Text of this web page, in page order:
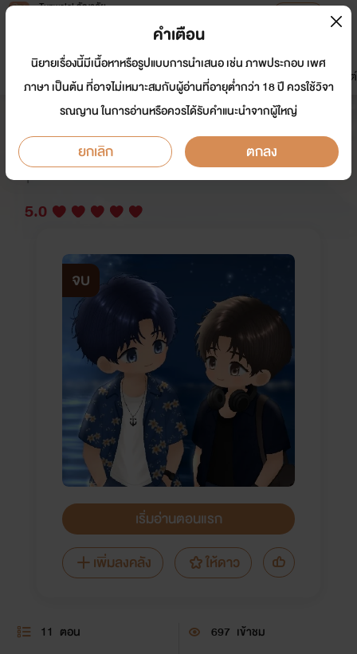
Tunwalai ธัญวลัย
หน้าแรก นิยาย อีบุ๊ก การ์ตูน
มาใหม่
ดรีมแชท ธัญลิสต์
คลื่นสุดท้ายของทะเล [อ่านฟรี]
นักเขียน: BluesCynthia นักวาด: เนบูล่า
Y
5.0
จบ
เริ่มอ่านตอนแรก
เพิ่มลงคลัง
ให้ดาว
11 ตอน 697 เข้าชม
คำเตือน
นิยายเรื่องนี้มีเนื้อหาหรือรูปแบบการนำเสนอ เช่น ภาพประกอบ เพศ
ภาษา เป็นต้น ที่อาจไม่เหมาะสมกับผู้อ่านที่อายุต่ำกว่า 18 ปี ควรใช้วิจา
รณญาน ในการอ่านหรือควรได้รับคำแนะนำจากผู้ใหญ่
ยกเลิก ตกลง